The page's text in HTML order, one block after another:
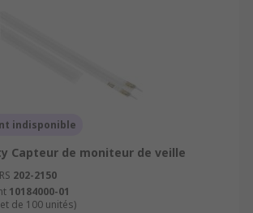
indisponible
Capteur de moniteur de veille
202-2150
10184000-01
de 100 unités)